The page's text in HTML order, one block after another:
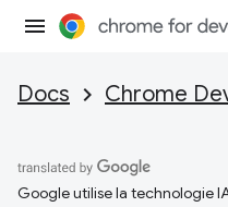
Docs Chrome
Google utilise la technologie